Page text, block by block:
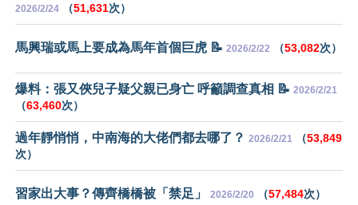
2026/2/24 （51,631次）
馬興瑞或馬上要成為馬年首個巨虎 📝 2026/2/22 （53,082次）
爆料：張又俠兒子疑父親已身亡 呼籲調查真相 📝 2026/2/21
（63,460次）
過年靜悄悄，中南海的大佬們都去哪了？ 2026/2/21 （53,849
次）
習家出大事？傳齊橋橋被「禁足」 2026/2/20 （57,484次）